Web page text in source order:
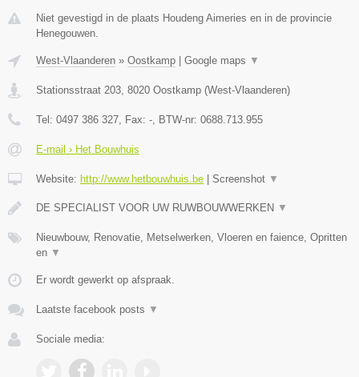
Niet gevestigd in de plaats Houdeng Aimeries en in de provincie
Henegouwen.
West-Vlaanderen » Oostkamp Google maps ▼
Stationsstraat 203, 8020 Oostkamp (West-Vlaanderen)
Tel: 0497 386 327, Fax: -, BTW-nr: 0688.713.955
E-mail › Het Bouwhuis
Website: http://www.hetbouwhuis.be Screenshot ▼
DE SPECIALIST VOOR UW RUWBOUWWERKEN ▼
Nieuwbouw, Renovatie, Metselwerken, Vloeren en faience, Opritten
en ▼
Er wordt gewerkt op afspraak.
Laatste facebook posts ▼
Sociale media: